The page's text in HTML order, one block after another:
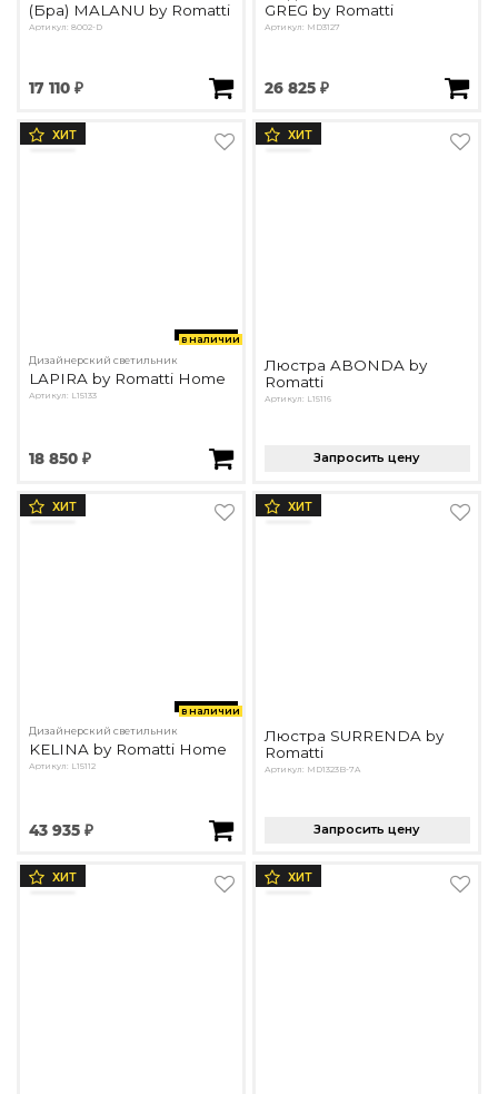
(Бра) MALANU by Romatti
Артикул: 8002-D
17 110 ₽
GREG by Romatti
Артикул: MD3127
26 825 ₽
в наличии
ХИТ
Дизайнерский светильник
LAPIRA by Romatti Home
Артикул: L15133
18 850 ₽
ХИТ
Люстра ABONDA by
Romatti
Артикул: L15116
Запросить цену
в наличии
ХИТ
Дизайнерский светильник
KELINA by Romatti Home
Артикул: L15112
43 935 ₽
ХИТ
Люстра SURRENDA by
Romatti
Артикул: MD1323B-7A
Запросить цену
ХИТ ХИТ